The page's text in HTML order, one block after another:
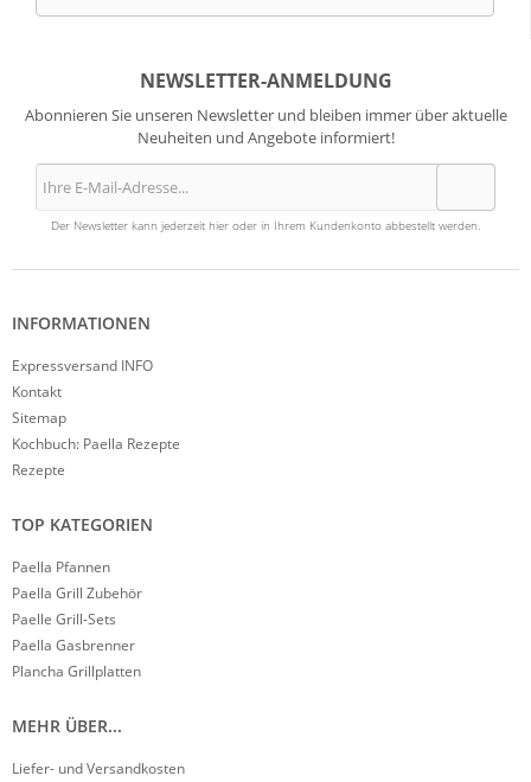
NEWSLETTER-ANMELDUNG
Abonnieren Sie unseren Newsletter und bleiben immer über aktuelle
Neuheiten und Angebote informiert!
Der Newsletter kann jederzeit hier oder in Ihrem Kundenkonto abbestellt werden.
INFORMATIONEN
Expressversand INFO
Kontakt
Sitemap
Kochbuch: Paella Rezepte
Rezepte
TOP KATEGORIEN
Paella Pfannen
Paella Grill Zubehör
Paelle Grill-Sets
Paella Gasbrenner
Plancha Grillplatten
MEHR ÜBER...
Liefer- und Versandkosten